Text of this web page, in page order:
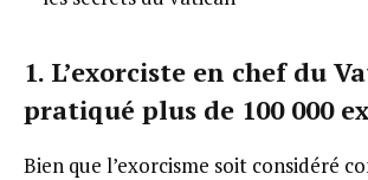
1. L’exorciste en chef du
pratiqué plus de 100 000
Bien que l’exorcisme soit considéré